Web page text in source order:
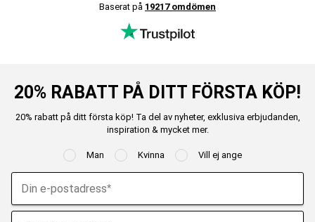
Baserat på 19217 omdömen
20% RABATT PÅ DITT FÖRSTA KÖP!
20% rabatt på ditt första köp! Ta del av nyheter, exklusiva erbjudanden,
inspiration & mycket mer.
Man Kvinna Vill ej ange